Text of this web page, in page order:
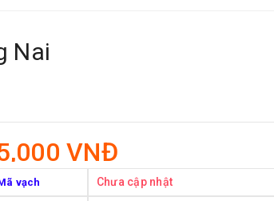
Nai
VNĐ
vạch Chưa cập nhật